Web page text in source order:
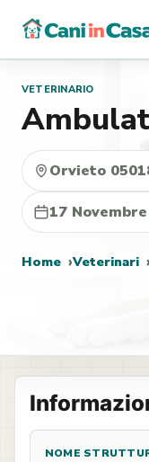
contenuto
VETERINARIO
Orvieto
17
Home Veterinari
NOME